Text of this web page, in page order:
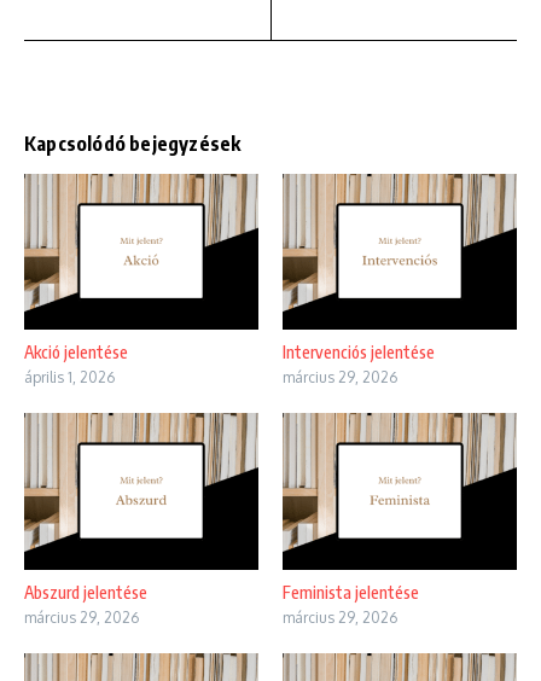
Kapcsolódó bejegyzések
Akció jelentése
április 1, 2026
Intervenciós jelentése
március 29, 2026
Abszurd jelentése
március 29, 2026
Feminista jelentése
március 29, 2026